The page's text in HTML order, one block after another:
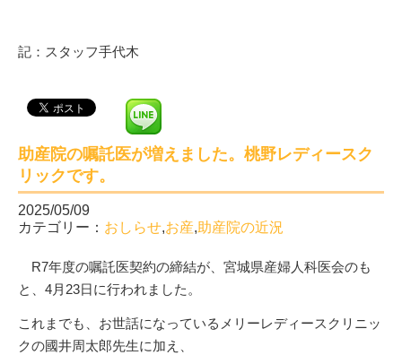
記：スタッフ手代木
助産院の嘱託医が増えました。桃野レディースク
リックです。
2025/05/09
カテゴリー： おしらせ,お産,助産院の近況
R7年度の嘱託医契約の締結が、宮城県産婦人科医会のも
と、4月23日に行われました。
これまでも、お世話になっているメリーレディースクリニッ
クの國井周太郎先生に加え、